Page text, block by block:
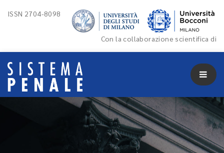
ISSN 2704-8098
Con la collaborazione scientifica di